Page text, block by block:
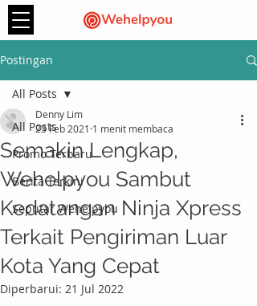
Postingan
All Posts
Promo Terbaru
Berita Terkini
Seputar Wehelpyou
All Posts
Semakin Lengkap,
Wehelpyou Sambut
Kedatangan Ninja Xpress
Terkait Pengiriman Luar
Kota Yang Cepat
Denny Lim
23 Feb 2021 1 menit membaca
Diperbarui: 21 Jul 2022